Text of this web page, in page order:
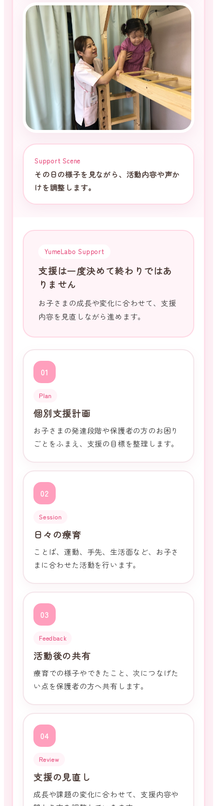
Support Scene
その日の様子を見ながら、活動内容や声か
けを調整します。
YumeLabo Support
支援は一度決めて終わりではあ
りません
お子さまの成長や変化に合わせて、支援
内容を見直しながら進めます。
01
Plan
個別支援計画
お子さまの発達段階や保護者の方のお困り
ごとをふまえ、支援の目標を整理します。
02
Session
日々の療育
ことば、運動、手先、生活面など、お子さ
まに合わせた活動を行います。
03
Feedback
活動後の共有
療育での様子やできたこと、次につなげた
い点を保護者の方へ共有します。
04
Review
支援の見直し
成長や課題の変化に合わせて、支援内容や